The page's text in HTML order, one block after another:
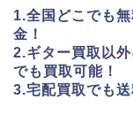
1.全国どこでも
金！
2.ギター買取以
でも買取可能！
3.宅配買取でも